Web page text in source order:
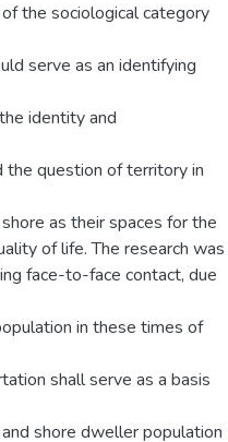
the sociological category
serve as an identifying
identity and
the question of territory in
as their spaces for the
of life. The research was
face-to-face contact, due
in these times of
shall serve as a basis
shore dweller population